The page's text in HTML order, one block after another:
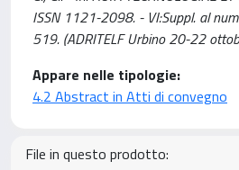
ISSN 1121-2098. - VI:Suppl. al
519. (ADRITELF Urbino 20-22
Appare nelle tipologie:
4.2 Abstract in Atti di convegno
File in questo prodotto: